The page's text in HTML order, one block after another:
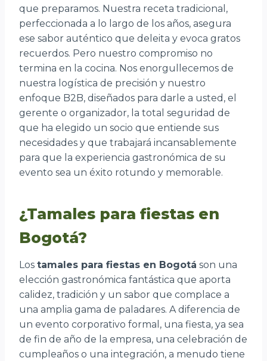
que preparamos. Nuestra receta tradicional,
perfeccionada a lo largo de los años, asegura
ese sabor auténtico que deleita y evoca gratos
recuerdos. Pero nuestro compromiso no
termina en la cocina. Nos enorgullecemos de
nuestra logística de precisión y nuestro
enfoque B2B, diseñados para darle a usted, el
gerente o organizador, la total seguridad de
que ha elegido un socio que entiende sus
necesidades y que trabajará incansablemente
para que la experiencia gastronómica de su
evento sea un éxito rotundo y memorable.
¿Tamales para fiestas en
Bogotá?
Los tamales para fiestas en Bogotá son una
elección gastronómica fantástica que aporta
calidez, tradición y un sabor que complace a
una amplia gama de paladares. A diferencia de
un evento corporativo formal, una fiesta, ya sea
de fin de año de la empresa, una celebración de
cumpleaños o una integración, a menudo tiene